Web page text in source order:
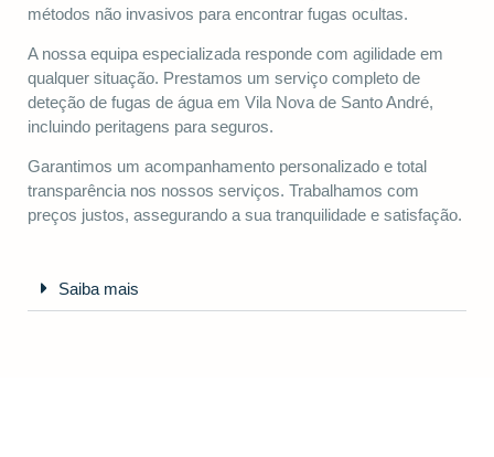
métodos não invasivos para encontrar fugas ocultas.
A nossa equipa especializada responde com agilidade em
qualquer situação. Prestamos um serviço completo de
deteção de fugas de água em Vila Nova de Santo André,
incluindo peritagens para seguros.
Garantimos um acompanhamento personalizado e total
transparência nos nossos serviços. Trabalhamos com
preços justos, assegurando a sua tranquilidade e satisfação.
Saiba mais